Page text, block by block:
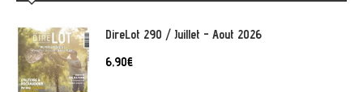
DireLot 290 / Juillet - Aout 2026
6,90€